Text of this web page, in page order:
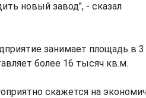
новый завод", - сказал
занимает площадь в 3
более 16 тысяч кв.м.
скажется на